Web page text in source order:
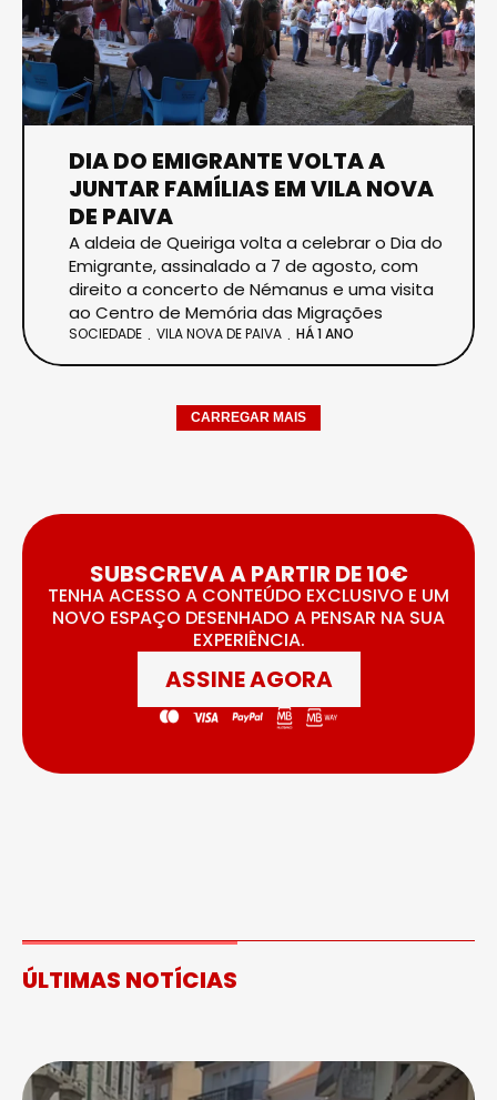
DIA DO EMIGRANTE VOLTA A
JUNTAR FAMÍLIAS EM VILA NOVA
DE PAIVA
A aldeia de Queiriga volta a celebrar o Dia do
Emigrante, assinalado a 7 de agosto, com
direito a concerto de Némanus e uma visita
ao Centro de Memória das Migrações
SOCIEDADE VILA NOVA DE PAIVA HÁ 1 ANO
CARREGAR MAIS
SUBSCREVA A PARTIR DE 10€
TENHA ACESSO A CONTEÚDO EXCLUSIVO E UM
NOVO ESPAÇO DESENHADO A PENSAR NA SUA
EXPERIÊNCIA.
ASSINE AGORA
ÚLTIMAS NOTÍCIAS